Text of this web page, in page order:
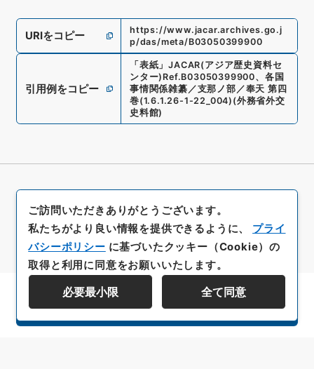
URIをコピー
https://www.jacar.archives.go.j
p/das/meta/B03050399900
引用例をコピー
「 表紙 」JACAR(アジア歴史資料セ
ンター) Ref.B03050399900、 各国
事情関係雑纂／支那ノ部／奉天 第四
巻(1.6.1.26-1-22_004) (外務省外交
史料館)
資料群階層を表示する
ご訪問いただきありがとうございます。
私たちがより良い情報を提供できるように、 プライ
バシーポリシー に基づいたクッキー（Cookie）の
取得と利用に同意をお願いいたします。
必要最小限 全て同意